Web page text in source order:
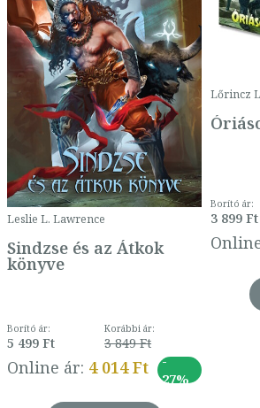
Leslie L. Lawrence
Sindzse és az Átkok
könyve
Borító ár:
5 499 Ft
Korábbi ár:
3 849 Ft
Online ár: 4 014 Ft
-
27%
Lőrincz
Borító ár:
3 899 Ft